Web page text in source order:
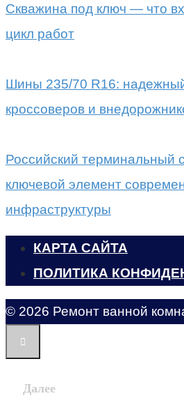
Скважина под ключ — что
цикл работ
Шины 235/70 R16:
кроссоверов и
Российский терминальный
ключевой элемент
инфраструктуры
КАРТА САЙТА
ПОЛИТИКА
© 2026 Ремонт ванной
Далее